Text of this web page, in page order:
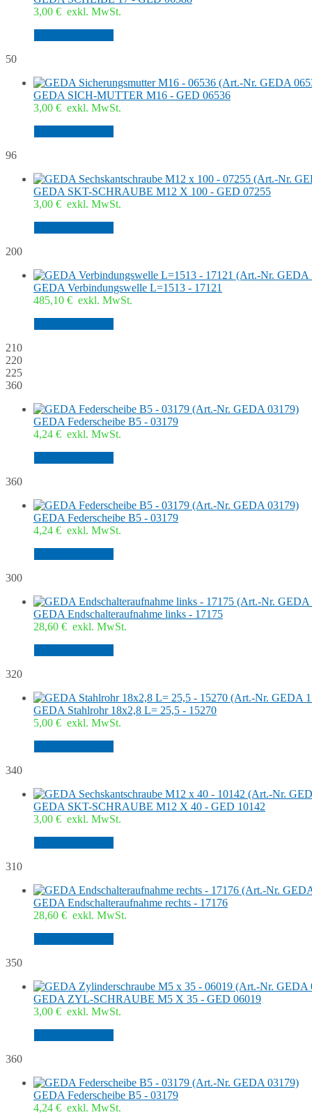
3,00 € exkl. MwSt.
50
GEDA SICH-MUTTER M16 - GED 06536
3,00 € exkl. MwSt.
96
GEDA SKT-SCHRAUBE M12 X 100 - GED 07255
3,00 € exkl. MwSt.
200
GEDA Verbindungswelle L=1513 - 17121
485,10 € exkl. MwSt.
210
220
225
360
GEDA Federscheibe B5 - 03179
4,24 € exkl. MwSt.
360
GEDA Federscheibe B5 - 03179
4,24 € exkl. MwSt.
300
GEDA Endschalteraufnahme links - 17175
28,60 € exkl. MwSt.
320
GEDA Stahlrohr 18x2,8 L= 25,5 - 15270
5,00 € exkl. MwSt.
340
GEDA SKT-SCHRAUBE M12 X 40 - GED 10142
3,00 € exkl. MwSt.
310
GEDA Endschalteraufnahme rechts - 17176
28,60 € exkl. MwSt.
350
GEDA ZYL-SCHRAUBE M5 X 35 - GED 06019
3,00 € exkl. MwSt.
360
GEDA Federscheibe B5 - 03179
4,24 € exkl. MwSt.